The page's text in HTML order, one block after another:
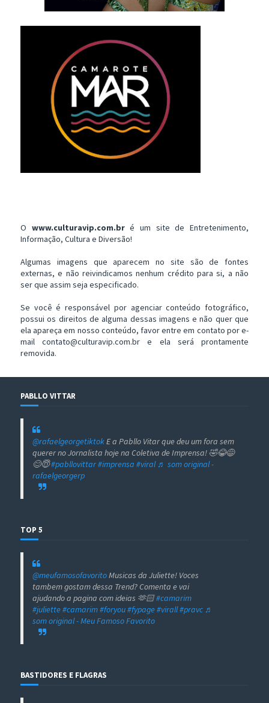
O www.culturavip.com.bré um site de Entretenimento,
Informação, Cultura e Diversão!
Algumas imagens que aparecem no site são de fontes
externas, e não reivindicamos nenhum crédito para si, a não
ser que assim seja especificado.
Se você é responsável por agenciar conteúdo fotográfico,
possui os direitos de alguma dessas imagens e não quer que
ela apareça em nosso conteúdo, favor entre em contato por e-
mail contato@culturavip.com.br e ela será prontamente
removida.
PABLLO VITTAR
@rafaelgeorgetiktokE a Pabllo Vitar que deu um fora sem
querer no Jornalista hoje na Coletiva de Imprensa! 🤣😂😅
😊😇#pabllovittar#imprensa #viral ♬ som original -
rafaelgeorgerp
TOP 5
@meufamosofavoritoMusicas da Juliette! Voces
tambem gostam dessa Trend? Comenta e vai
ajudando a pagina com ideias 🫶🏻#camarim
#juliette#camarim#foryou#fypage#virall#pravc ♬
som original - Meu Famoso Favorito
BASTIDORES E FLAGRAS